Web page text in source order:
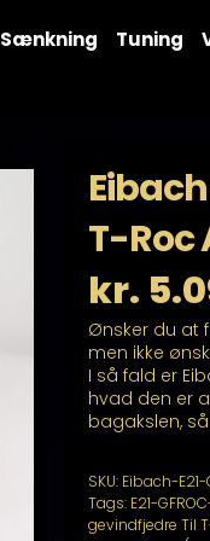
Sænkning Tuning
T-Roc
kr.
Ønsker du at
men ikke
I så fald er
hvad den er
bagakslen,
SKU: Eibach-E21-
Tags: E21-
gevindfjedre Til